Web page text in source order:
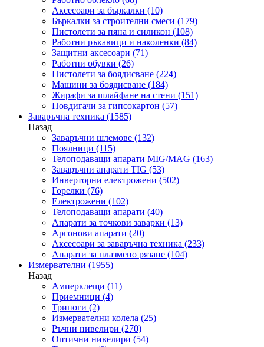
Аксесоари за бъркалки (10)
Бъркалки за строителни смеси (179)
Пистолети за пяна и силикон (108)
Работни ръкавици и наколенки (84)
Защитни аксесоари (71)
Работни обувки (26)
Пистолети за боядисване (224)
Машини за боядисване (184)
Жирафи за шлайфане на стени (151)
Повдигачи за гипсокартон (57)
Заваръчна техника (1585)
Назад
Заваръчни шлемове (132)
Поялници (115)
Телоподаващи апарати MIG/MAG (163)
Заваръчни апарати TIG (53)
Инверторни електрожени (502)
Горелки (76)
Електрожени (102)
Телоподаващи апарати (40)
Апарати за точкови заварки (13)
Аргонови апарати (20)
Аксесоари за заваръчна техника (233)
Апарати за плазмено рязане (104)
Измервателни (1955)
Назад
Амперклещи (11)
Приемници (4)
Триноги (2)
Измервателни колела (25)
Ръчни нивелири (270)
Оптични нивелири (54)